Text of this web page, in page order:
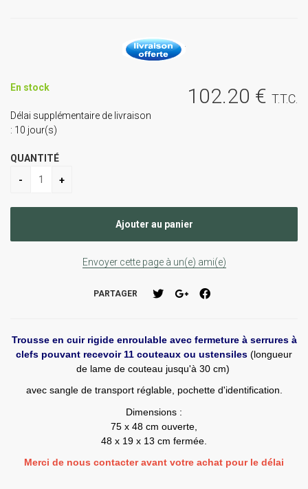
102.20 € T.T.C.
En stock
Délai supplémentaire de livraison
: 10 jour(s)
QUANTITÉ
Envoyer cette page à un(e) ami(e)
PARTAGER
Trousse en cuir rigide enroulable avec fermeture à serrures à
clefs pouvant recevoir 11 couteaux ou ustensiles (longueur
de lame de couteau jusqu'à 30 cm)
avec sangle de transport réglable, pochette d'identification.
Dimensions :
75 x 48 cm ouverte,
48 x 19 x 13 cm fermée.
Merci de nous contacter avant votre achat pour le délai